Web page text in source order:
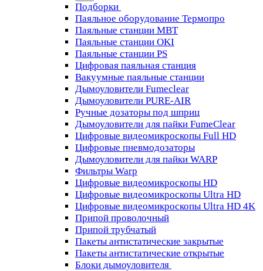
Подборки
Паяльное оборудование Термопро
Паяльные станции MBT
Паяльные станции OKI
Паяльные станции PS
Цифровая паяльная станция
Вакуумные паяльные станции
Дымоуловители Fumeclear
Дымоуловители PURE-AIR
Ручные дозаторы под шприц
Дымоуловители для пайки FumeClear
Цифровые видеомикроскопы Full HD
Цифровые пневмодозаторы
Дымоуловители для пайки WARP
Фильтры Warp
Цифровые видеомикроскопы HD
Цифровые видеомикроскопы Ultra HD
Цифровые видеомикроскопы Ultra HD 4K
Припой проволочный
Припой трубчатый
Пакеты антистатические закрытые
Пакеты антистатические открытые
Блоки дымоуловителя